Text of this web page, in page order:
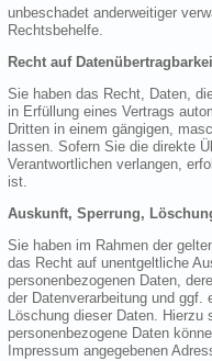
unbeschadet anderweitiger
Rechtsbehelfe.
Recht auf
Sie haben das Recht, Daten,
in Erfüllung eines Vertrags
Dritten in einem gängigen,
lassen. Sofern Sie die direkte
Verantwortlichen verlangen,
ist.
Auskunft, Sperrung,
Sie haben im Rahmen der
das Recht auf unentgeltliche
personenbezogenen Daten,
der Datenverarbeitung und ggf.
Löschung dieser Daten. Hierzu
personenbezogene Daten
Impressum angegebenen